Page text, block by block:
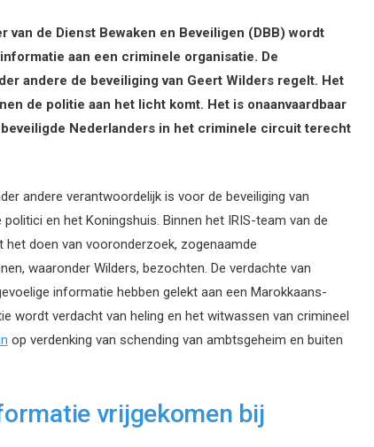
de Dienst Bewaken en Beveiligen (DBB) wordt
aan een criminele organisatie. De
andere de beveiliging van Geert Wilders regelt. Het
de politie aan het licht komt. Het is onaanvaardbaar
Nederlanders in het criminele circuit terecht
andere verantwoordelijk is voor de beveiliging van
en het Koningshuis. Binnen het IRIS-team van de
het doen van vooronderzoek, zogenaamde
waaronder Wilders, bezochten. De verdachte van
informatie hebben gelekt aan een Marokkaans-
wordt verdacht van heling en het witwassen van crimineel
op verdenking van schending van ambtsgeheim en buiten
vrijgekomen bij